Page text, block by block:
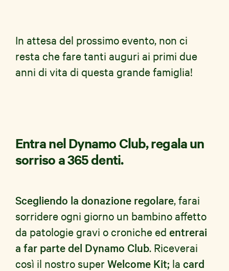
In attesa del prossimo evento, non ci
resta che fare tanti auguri ai primi due
anni di vita di questa grande famiglia!
Entra nel Dynamo Club, regala un
sorriso a 365 denti.
Scegliendo la donazione regolare, farai
sorridere ogni giorno un bambino affetto
da patologie gravi o croniche ed entrerai
a far parte del Dynamo Club. Riceverai
così il nostro super Welcome Kit; la card